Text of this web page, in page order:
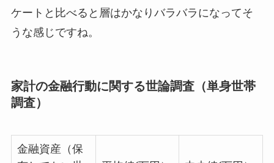
ケートと比べると層はかなりバラバラになってそ
うな感じですね。
家計の金融行動に関する世論調査（単身世帯
調査）
金融資産（保